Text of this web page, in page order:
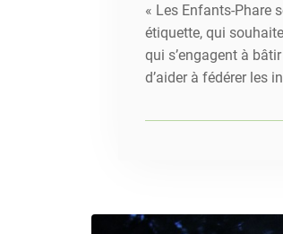
« Les Enfants-Phare
étiquette, qui
qui s’engagent à
d’aider à fédérer les